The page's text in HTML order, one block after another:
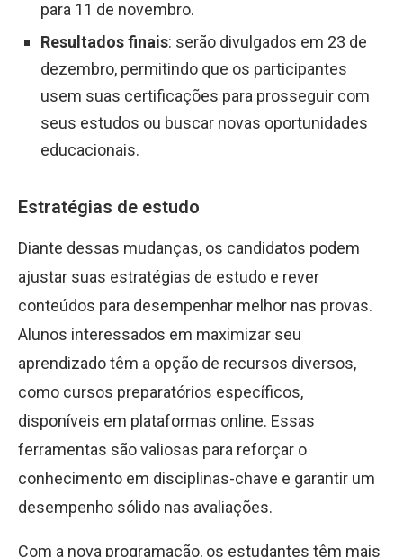
para 11 de novembro.
Resultados finais: serão divulgados em 23 de
dezembro, permitindo que os participantes
usem suas certificações para prosseguir com
seus estudos ou buscar novas oportunidades
educacionais.
Estratégias de estudo
Diante dessas mudanças, os candidatos podem
ajustar suas estratégias de estudo e rever
conteúdos para desempenhar melhor nas provas.
Alunos interessados em maximizar seu
aprendizado têm a opção de recursos diversos,
como cursos preparatórios específicos,
disponíveis em plataformas online. Essas
ferramentas são valiosas para reforçar o
conhecimento em disciplinas-chave e garantir um
desempenho sólido nas avaliações.
Com a nova programação, os estudantes têm mais